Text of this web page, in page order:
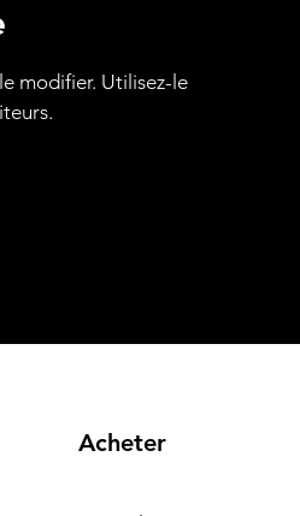
modifier. Utilisez-le
Acheter